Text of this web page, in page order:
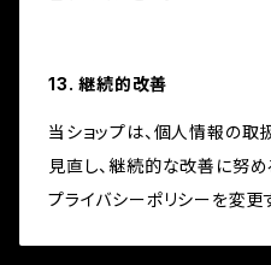
13. 継続的改善
当ショップは、個人情報の
見直し、継続的な改善に努め
プライバシーポリシーを変更